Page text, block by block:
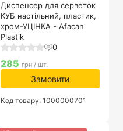
Диспенсер для серветок
КУБ настільний, пластик,
хром-УЦІНКА - Afacan
Plastik
0
285 грн / шт.
Замовити
Код товару: 1000000701